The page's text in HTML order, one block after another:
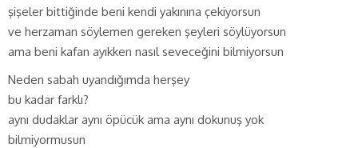
şişeler bittiğinde beni kendi yakınına çekiyorsun
ve herzaman söylemen gereken şeyleri söylüyorsun
ama beni kafan ayıkken nasıl seveceğini bilmiyorsun
Neden sabah uyandığımda herşey
bu kadar farklı?
aynı dudaklar aynı öpücük ama aynı dokunuş yok
bilmiyormusun